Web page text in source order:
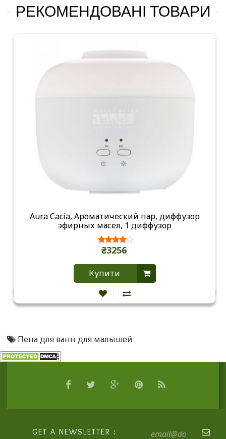
РЕКОМЕНДОВАНІ ТОВАРИ
Aura Cacia, Ароматический пар, диффузор
эфирных масел, 1 диффузор
₴3256
Купити
Пена для ванн для малышей
GET A NEWSLETTER :